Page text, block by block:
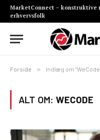
MarketConnect – konstruktive
erhvervsfolk
Forside » Indlæg om
ALT OM: WECODE